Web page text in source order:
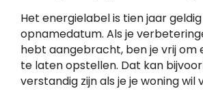
Het energielabel is tien jaar
opnamedatum. Als je
hebt aangebracht, ben je vrij om
te laten opstellen. Dat kan
verstandig zijn als je je woning wil